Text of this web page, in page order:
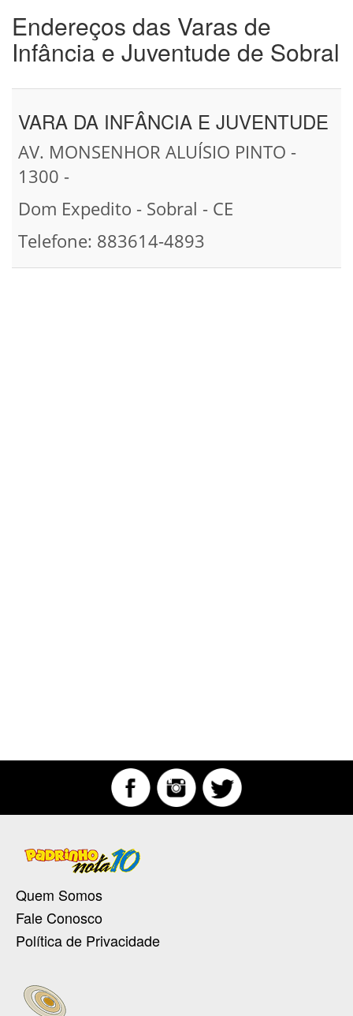
Endereços das Varas de
Infância e Juventude de Sobral
VARA DA INFÂNCIA E JUVENTUDE
AV. MONSENHOR ALUÍSIO PINTO -
1300 -
Dom Expedito - Sobral - CE
Telefone: 883614-4893
Quem Somos
Fale Conosco
Política de Privacidade